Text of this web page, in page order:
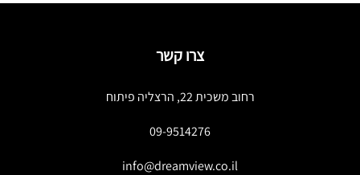
צרו קשר
רחוב משכית 22, הרצליה פיתוח
09-9514276
info@dreamview.co.il